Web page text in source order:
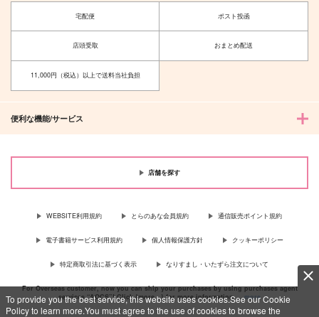
To provide you the best service, this website uses cookies.See our Cookie
Policy to learn more.You must agree to the use of cookies to browse the
宅配便 ポスト投函
店頭受取 おまとめ配送
11,000円（税込）以上で送料当社負担
便利な機能/サービス
店舗を探す
WEBSITE利用規約 とらのあな会員規約 通信販売ポイント規約
電子書籍サービス利用規約 個人情報保護方針 クッキーポリシー
特定商取引法に基づく表示 なりすまし・いたずら注文について
For Overseas customer, now you can ship your purchases by using purchases agent
services “AOCS”! Click {more…} for more information …more